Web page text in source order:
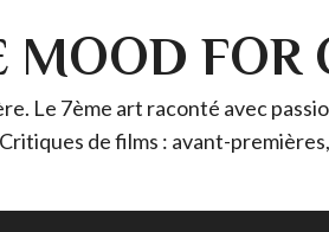
MOOD FOR
Le 7ème art raconté avec
de films : avant-